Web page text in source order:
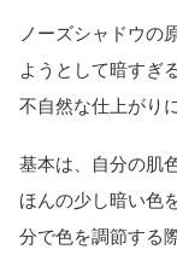
ノーズシャドウの
ようとして暗すぎ
不自然な仕上がり
基本は、自分の肌
ほんの少し暗い色
分で色を調節する